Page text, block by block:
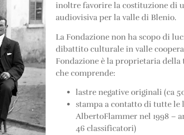
inoltre favorire la costituzione di
audiovisiva per la valle di Blenio.
La Fondazione non ha scopo di
dibattito culturale in valle
Fondazione è la proprietaria
che comprende:
lastre negative originali (ca
stampa a contatto di tutte
AlbertoFlammer nel 1998 –
46 classificatori)